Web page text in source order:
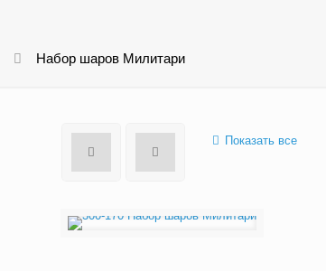
Набор шаров Милитари
Показать все